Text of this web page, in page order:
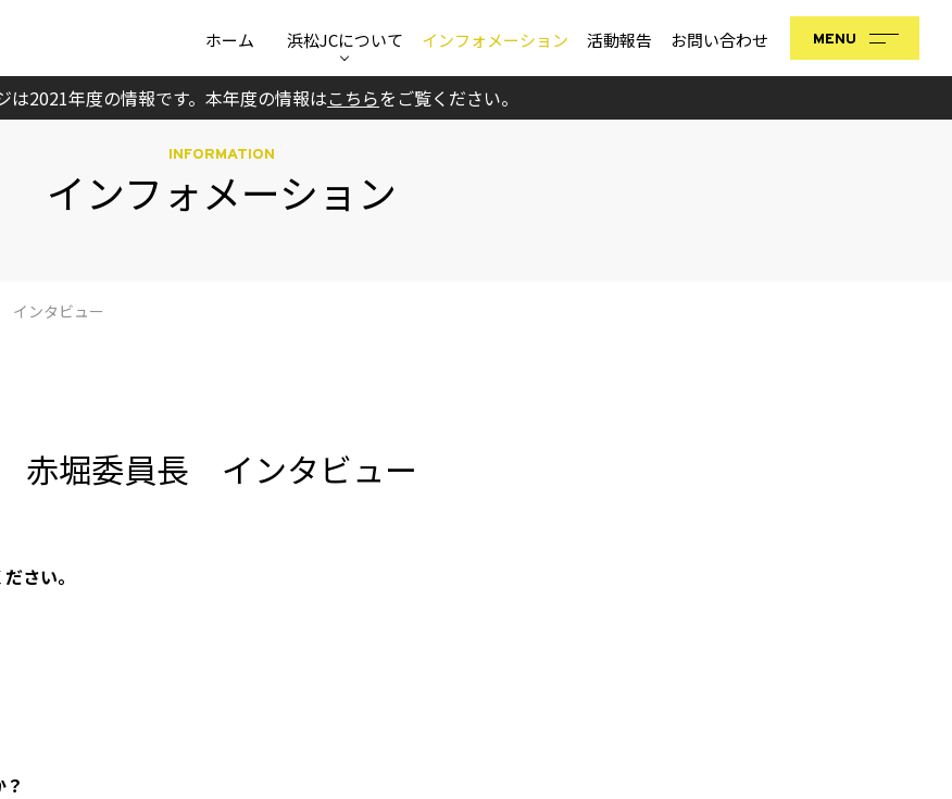
ホーム 浜松JCについて インフォメーション 活動報告 お問い合わせ MENU
INFORMATION
インフォメーション
ンタビュー
赤堀委員長 インタビュー
さい。
は2021年度の情報です。 本年度の情報はこちらをご覧ください。